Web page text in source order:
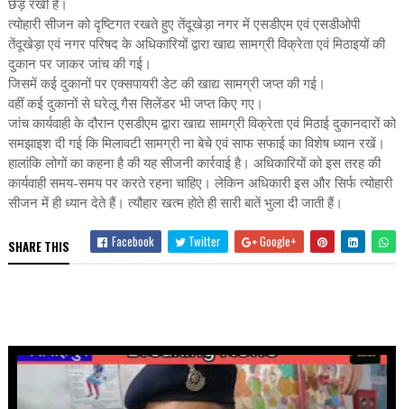
त्योहारी सीजन को दृष्टिगत रखते हुए तेंदूखेड़ा नगर में एसडीएम एवं एसडीओपी
तेंदूखेड़ा एवं नगर परिषद के अधिकारियों द्वारा खाद्य सामग्री विक्रेता एवं मिठाइयों की
दुकान पर जाकर जांच की गई।
जिसमें कई दुकानों पर एक्सपायरी डेट की खाद्य सामग्री जप्त की गई।
वहीं कई दुकानों से घरेलू गैस सिलेंडर भी जप्त किए गए।
जांच कार्यवाही के दौरान एसडीएम द्वारा खाद्य सामग्री विक्रेता एवं मिठाई दुकानदारों को
समझाइश दी गई कि मिलावटी सामग्री ना बेचे एवं साफ सफाई का विशेष ध्यान रखें।
हालांकि लोगों का कहना है की यह सीजनी कार्रवाई है। अधिकारियों को इस तरह की
कार्यवाही समय-समय पर करते रहना चाहिए। लेकिन अधिकारी इस और सिर्फ त्योहारी
सीजन में ही ध्यान देते हैं। त्यौहार खत्म होते ही सारी बातें भुला दी जाती हैं।
SHARE THIS Facebook Twitter Google+